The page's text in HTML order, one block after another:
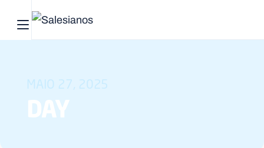
Abrir menu principal
MAIO 27, 2025
DAY
Início
Quem